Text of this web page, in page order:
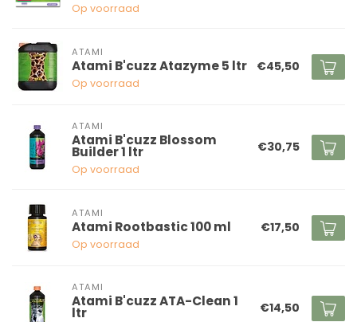
Op voorraad
ATAMI
Atami B'cuzz Atazyme 5 ltr
Op voorraad
€45,50
ATAMI
Atami B'cuzz Blossom
Builder 1 ltr
Op voorraad
€30,75
ATAMI
Atami Rootbastic 100 ml
Op voorraad
€17,50
ATAMI
Atami B'cuzz ATA-Clean 1
ltr €14,50